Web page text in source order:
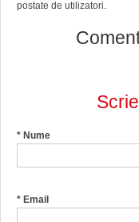
postate de utilizatori.
* Nume
* Email